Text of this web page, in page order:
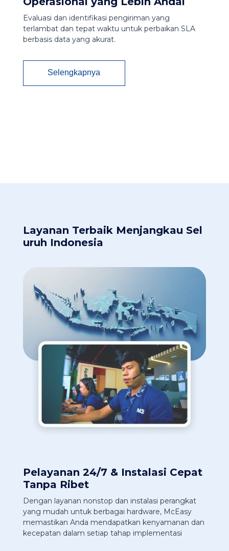
Evaluasi dan identifikasi pengiriman yang
terlambat dan tepat waktu untuk perbaikan SLA
berbasis data yang akurat.
Selengkapnya
Layanan Terbaik Menjangkau Sel
uruh Indonesia​
Pelayanan 24/7 & Instalasi Cepat
Tanpa Ribet
Dengan layanan nonstop dan instalasi perangkat
yang mudah untuk berbagai hardware, McEasy
memastikan Anda mendapatkan kenyamanan dan
kecepatan dalam setiap tahap implementasi